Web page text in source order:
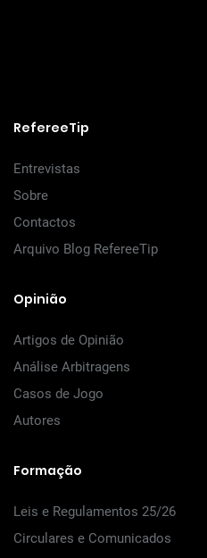
RefereeTip
Entrevistas
Sobre
Contactos
Arquivo Blog RefereeTip
Opinião
Artigos de Opinião
Análise Arbitragens
Casos de Jogo
Autores
Formação
Leis e Regulamentos 25/26
Circulares e Comunicados